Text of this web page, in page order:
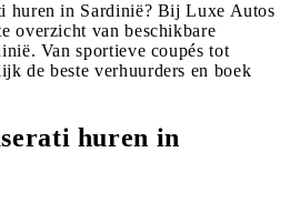
huren in Sardinië? Bij Luxe Autos
overzicht van beschikbare
Van sportieve coupés tot
de beste verhuurders en boek
huren in